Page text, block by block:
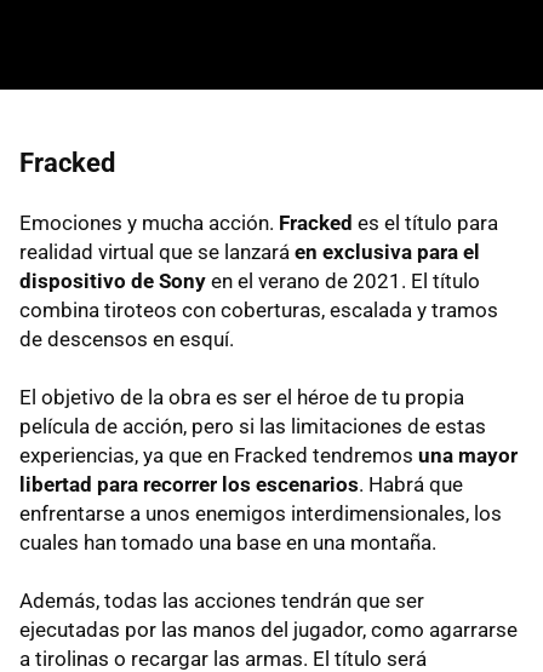
Fracked
Emociones y mucha acción. Fracked es el título para
realidad virtual que se lanzará en exclusiva para el
dispositivo de Sony en el verano de 2021. El título
combina tiroteos con coberturas, escalada y tramos
de descensos en esquí.
El objetivo de la obra es ser el héroe de tu propia
película de acción, pero si las limitaciones de estas
experiencias, ya que en Fracked tendremos una mayor
libertad para recorrer los escenarios. Habrá que
enfrentarse a unos enemigos interdimensionales, los
cuales han tomado una base en una montaña.
Además, todas las acciones tendrán que ser
ejecutadas por las manos del jugador, como agarrarse
a tirolinas o recargar las armas. El título será